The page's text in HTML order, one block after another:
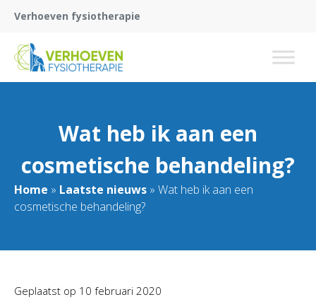
Verhoeven fysiotherapie
Wat heb ik aan een
cosmetische behandeling?
Home » Laatste nieuws » Wat heb ik aan een
cosmetische behandeling?
Geplaatst op 10 februari 2020